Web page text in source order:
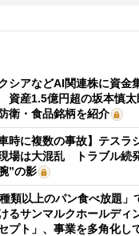
シアなどAI関連株に資金
産1.5億円超の坂本慎太
衛・食品銘柄を紹介
車時に複数の事故】テス
場は大混乱 トラブル続
”の影
種類以上のパン食べ放題
るサンマルクホールデ
プト」、事業を多角化し